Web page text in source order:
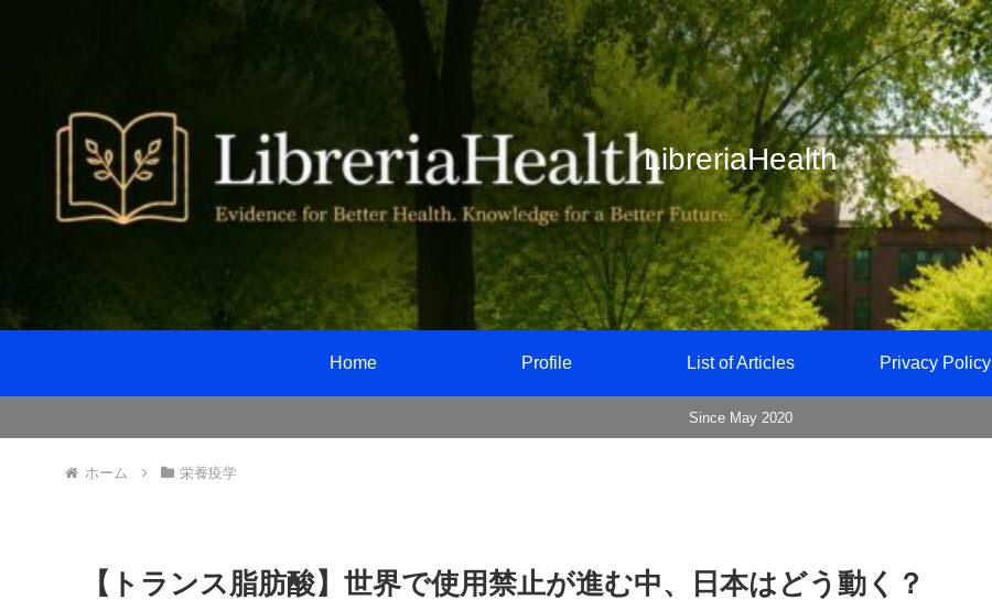
LibreriaHealth
Home Profile List of Articles Privacy Policy
Since May 2020
ホーム 栄養疫学
【トランス脂肪酸】世界で使用禁止が進む中、日本はどう動く？